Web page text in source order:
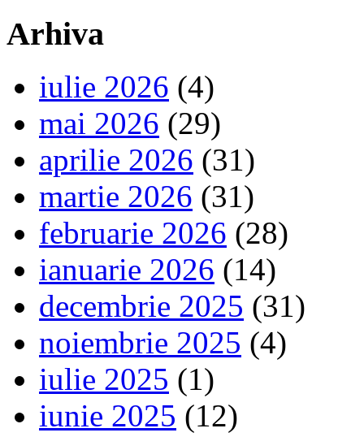
Arhiva
iulie 2026 (4)
mai 2026 (29)
aprilie 2026 (31)
martie 2026 (31)
februarie 2026 (28)
ianuarie 2026 (14)
decembrie 2025 (31)
noiembrie 2025 (4)
iulie 2025 (1)
iunie 2025 (12)